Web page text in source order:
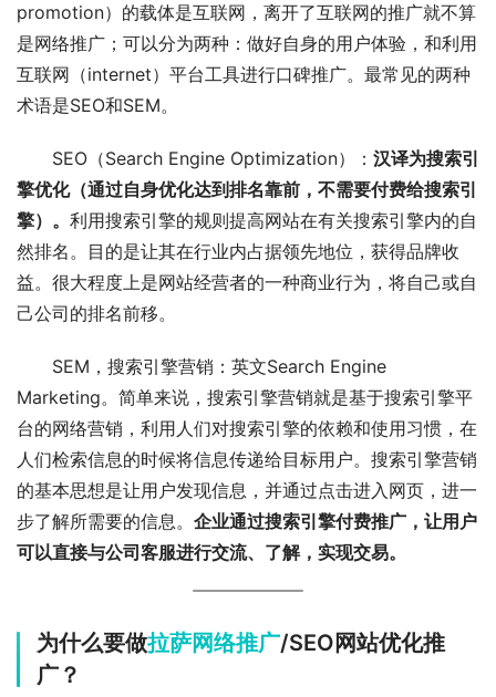
promotion）的载体是互联网，离开了互联网的推广就不算
是网络推广；可以分为两种：做好自身的用户体验，和利用
互联网（internet）平台工具进行口碑推广。最常见的两种
术语是SEO和SEM。
SEO（Search Engine Optimization）： 汉译为搜索引
擎优化（通过自身优化达到排名靠前，不需要付费给搜索引
擎）。 利用搜索引擎的规则提高网站在有关搜索引擎内的自
然排名。目的是让其在行业内占据领先地位，获得品牌收
益。很大程度上是网站经营者的一种商业行为，将自己或自
己公司的排名前移。
SEM，搜索引擎营销：英文Search Engine
Marketing。简单来说，搜索引擎营销就是基于搜索引擎平
台的网络营销，利用人们对搜索引擎的依赖和使用习惯，在
人们检索信息的时候将信息传递给目标用户。搜索引擎营销
的基本思想是让用户发现信息，并通过点击进入网页，进一
步了解所需要的信息。 企业通过搜索引擎付费推广，让用户
可以直接与公司客服进行交流、了解，实现交易。
为什么要做拉萨网络推广/SEO网站优化推
广？